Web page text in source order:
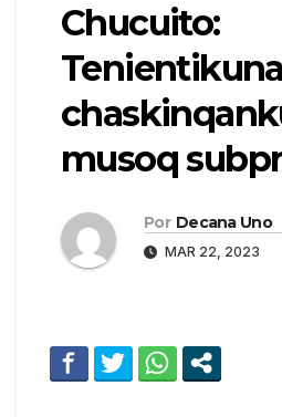
Chucuito:
musoq
Por Decana Uno
MAR 22, 2023